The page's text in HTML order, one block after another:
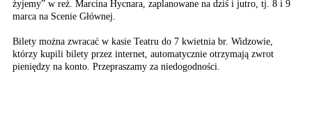
żyjemy” w reż. Marcina Hycnara, zaplanowane na dziś i jutro, tj. 8 i 9
marca na Scenie Głównej.
Bilety można zwracać w kasie Teatru do 7 kwietnia br. Widzowie,
którzy kupili bilety przez internet, automatycznie otrzymają zwrot
pieniędzy na konto. Przepraszamy za niedogodności.